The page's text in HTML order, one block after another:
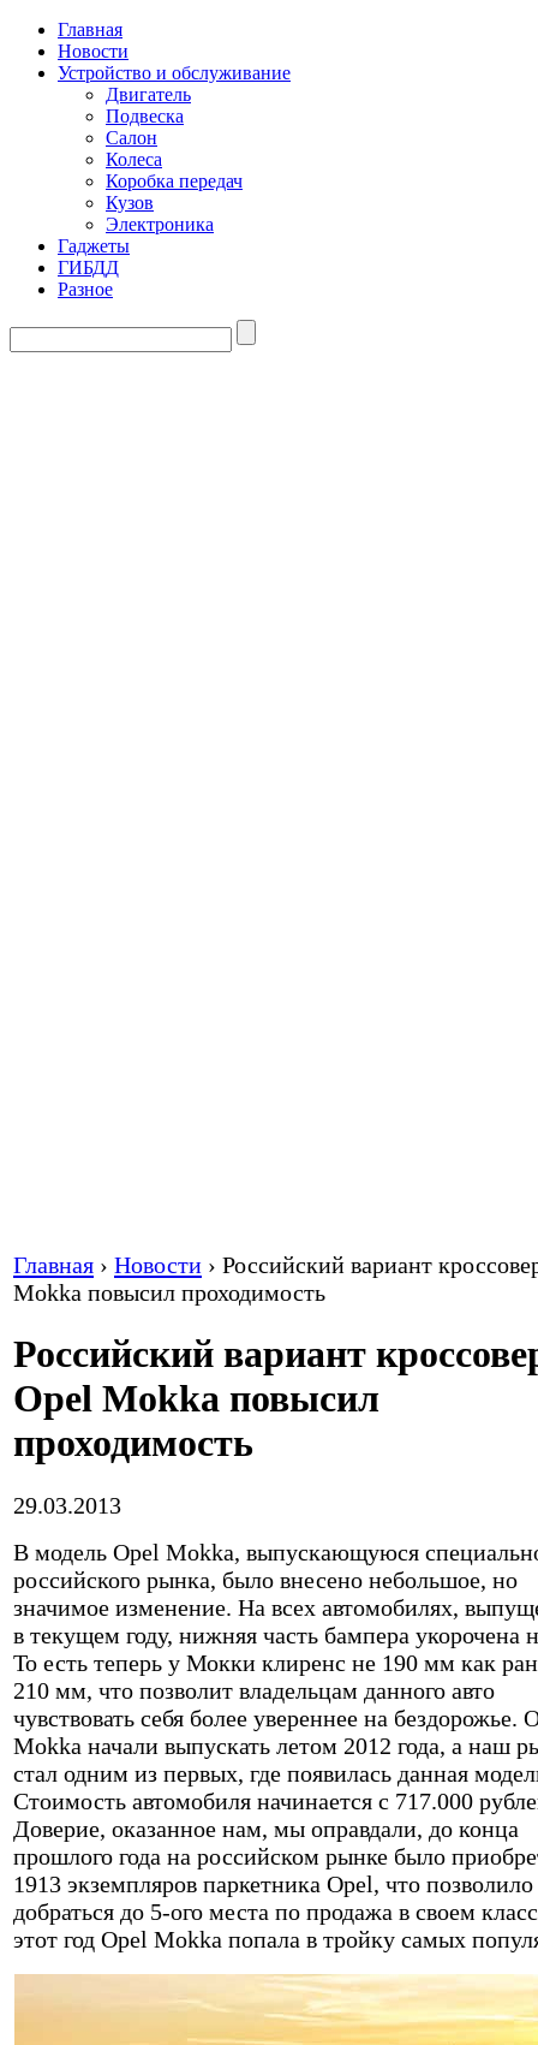
Главная
Новости
Устройство и обслуживание
Двигатель
Подвеска
Салон
Колеса
Коробка передач
Кузов
Электроника
Гаджеты
ГИБДД
Разное
Главная › Новости › Российский вариант
Mokka повысил проходимость
Российский вариант
Opel Mokka повысил
проходимость
29.03.2013
В модель Opel Mokka, выпускающуюся
российского рынка, было внесено небольшое, но
значимое изменение. На всех автомобилях,
в текущем году, нижняя часть бампера укорочена
То есть теперь у Мокки клиренс не 190 мм как
210 мм, что позволит владельцам данного авто
чувствовать себя более увереннее на бездорожье.
Mokka начали выпускать летом 2012 года, а наш
стал одним из первых, где появилась данная
Стоимость автомобиля начинается с 717.000
Доверие, оказанное нам, мы оправдали, до конца
прошлого года на российском рынке было
1913 экземпляров паркетника Opel, что
добраться до 5-ого места по продажа в своем
этот год Opel Mokka попала в тройку самых